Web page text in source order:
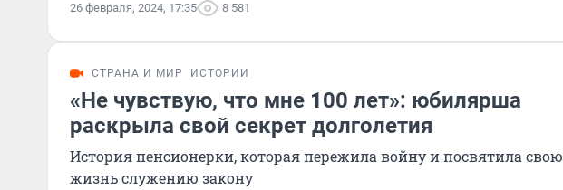
26 февраля, 2024, 17:35 8 581
СТРАНА И МИР ИСТОРИИ
«Не чувствую, что мне 100 лет»: юбилярша
раскрыла свой секрет долголетия
История пенсионерки, которая пережила войну и посвятила свою
жизнь служению закону